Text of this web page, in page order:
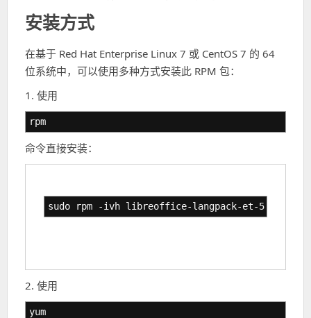
安装方式
在基于 Red Hat Enterprise Linux 7 或 CentOS 7 的 64
位系统中，可以使用多种方式安装此 RPM 包：
1. 使用
rpm
命令直接安装：
sudo rpm -ivh libreoffice-langpack-et-5.0.6.2-
2. 使用
yum